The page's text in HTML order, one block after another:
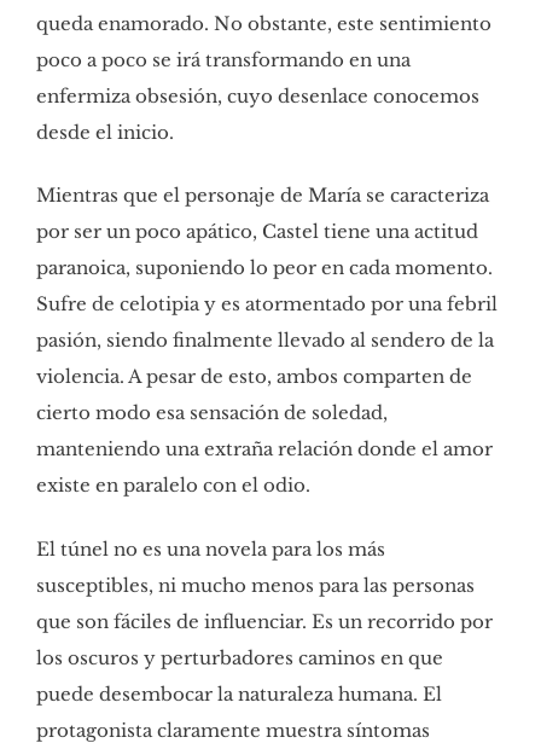
queda enamorado. No obstante, este sentimiento
poco a poco se irá transformando en una
enfermiza obsesión, cuyo desenlace conocemos
desde el inicio.
Mientras que el personaje de María se caracteriza
por ser un poco apático, Castel tiene una actitud
paranoica, suponiendo lo peor en cada momento.
Sufre de celotipia y es atormentado por una febril
pasión, siendo finalmente llevado al sendero de la
violencia. A pesar de esto, ambos comparten de
cierto modo esa sensación de soledad,
manteniendo una extraña relación donde el amor
existe en paralelo con el odio.
El túnel no es una novela para los más
susceptibles, ni mucho menos para las personas
que son fáciles de influenciar. Es un recorrido por
los oscuros y perturbadores caminos en que
puede desembocar la naturaleza humana. El
protagonista claramente muestra síntomas